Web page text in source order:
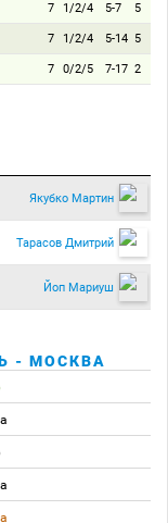
7 1/2/4 5-7 5
7 1/2/4 5-14 5
7 0/2/5 7-17 2
Якубко Мартин
Тарасов Дмитрий
Йоп Мариуш
- МОСКВА